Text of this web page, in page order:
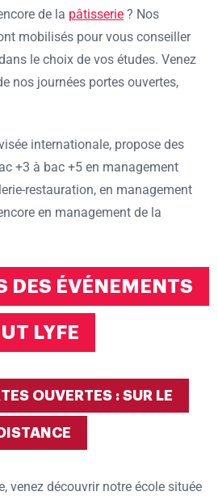
de la pâtisserie ? Nos
mobilisés pour vous conseiller
le choix de vos études. Venez
nos journées portes ouvertes,
internationale, propose des
+3 à bac +5 en management
restauration, en management
en management de la
DES ÉVÉNEMENTS
LYFE
OUVERTES : SUR LE
venez découvrir notre école située